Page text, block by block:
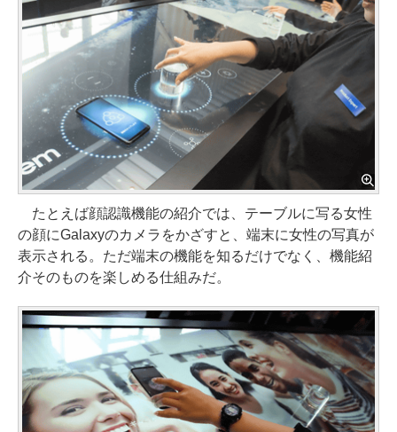
たとえば顔認識機能の紹介では、テーブルに写る女性
の顔にGalaxyのカメラをかざすと、端末に女性の写真が
表示される。ただ端末の機能を知るだけでなく、機能紹
介そのものを楽しめる仕組みだ。